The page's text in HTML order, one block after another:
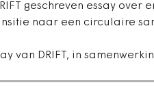
geschreven essay over
naar een circulaire
van DRIFT, in